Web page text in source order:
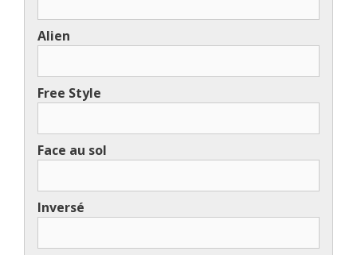
Alien
Free Style
Face au sol
Inversé